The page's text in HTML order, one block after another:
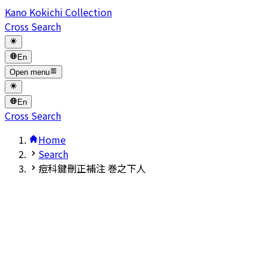
Kano Kokichi Collection
Cross Search
En
Open menu
En
Cross Search
Home
Search
痘科鍵刪正補注 巻之下人